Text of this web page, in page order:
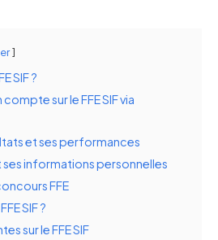
SIF ?
sur le FFE SIF via
et ses performances
ses informations personnelles
FFE
SIF ?
sur le FFE SIF